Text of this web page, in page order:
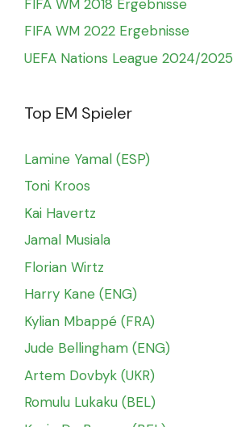
FIFA WM 2018 Ergebnisse
FIFA WM 2022 Ergebnisse
UEFA Nations League 2024/2025
Top EM Spieler
Lamine Yamal (ESP)
Toni Kroos
Kai Havertz
Jamal Musiala
Florian Wirtz
Harry Kane (ENG)
Kylian Mbappé (FRA)
Jude Bellingham (ENG)
Artem Dovbyk (UKR)
Romulu Lukaku (BEL)